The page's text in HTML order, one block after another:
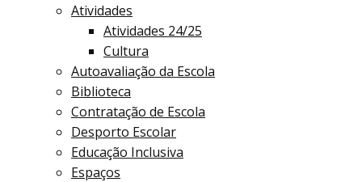
Atividades
Atividades 24/25
Cultura
Autoavaliação da Escola
Biblioteca
Contratação de Escola
Desporto Escolar
Educação Inclusiva
Espaços